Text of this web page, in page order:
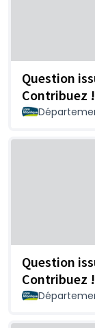
Question
Contribuez
Question
Contribuez